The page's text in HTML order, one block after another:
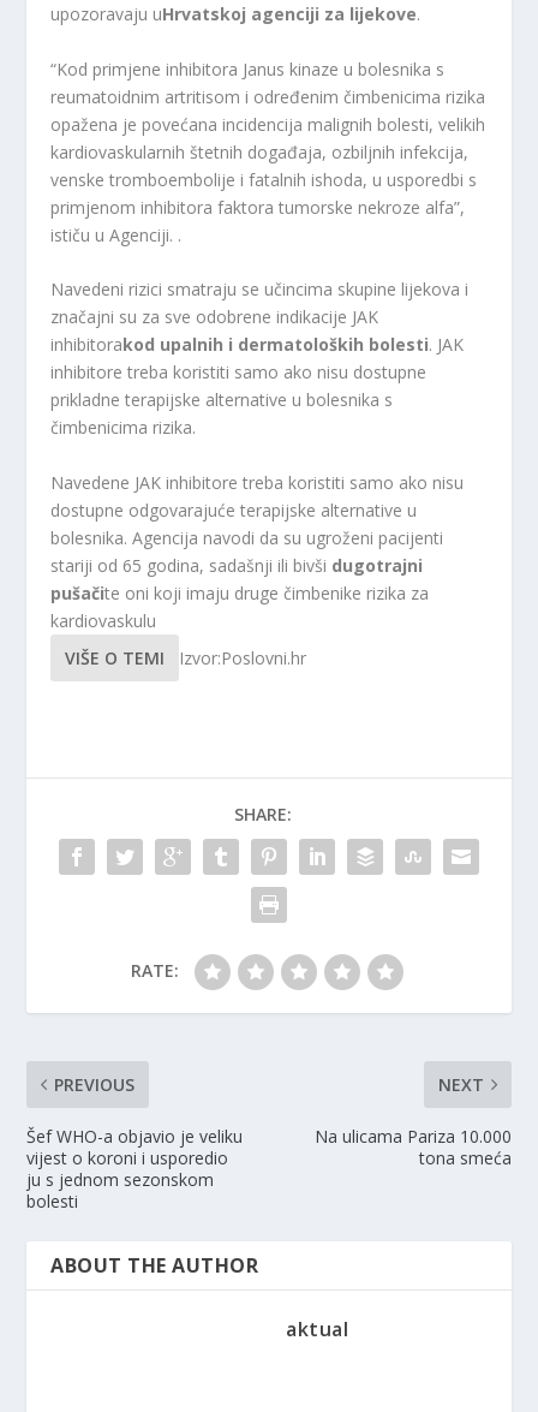
upozoravaju uHrvatskoj agenciji za lijekove.
“Kod primjene inhibitora Janus kinaze u bolesnika s
reumatoidnim artritisom i određenim čimbenicima rizika
opažena je povećana incidencija malignih bolesti, velikih
kardiovaskularnih štetnih događaja, ozbiljnih infekcija,
venske tromboembolije i fatalnih ishoda, u usporedbi s
primjenom inhibitora faktora tumorske nekroze alfa”,
ističu u Agenciji. .
Navedeni rizici smatraju se učincima skupine lijekova i
značajni su za sve odobrene indikacije JAK
inhibitorakod upalnih i dermatoloških bolesti. JAK
inhibitore treba koristiti samo ako nisu dostupne
prikladne terapijske alternative u bolesnika s
čimbenicima rizika.
Navedene JAK inhibitore treba koristiti samo ako nisu
dostupne odgovarajuće terapijske alternative u
bolesnika. Agencija navodi da su ugroženi pacijenti
stariji od 65 godina, sadašnji ili bivši dugotrajni
pušačite oni koji imaju druge čimbenike rizika za
kardiovaskulu
VIŠE O TEMI
Izvor:Poslovni.hr
SHARE:
RATE:
PREVIOUS
Šef WHO-a objavio je veliku
vijest o koroni i usporedio
ju s jednom sezonskom
bolesti
NEXT
Na ulicama Pariza 10.000
tona smeća
ABOUT THE AUTHOR
aktual